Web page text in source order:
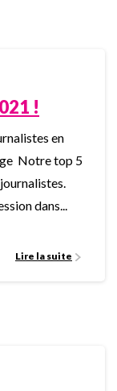
!
en
Notre top 5
dans...
Lire la suite